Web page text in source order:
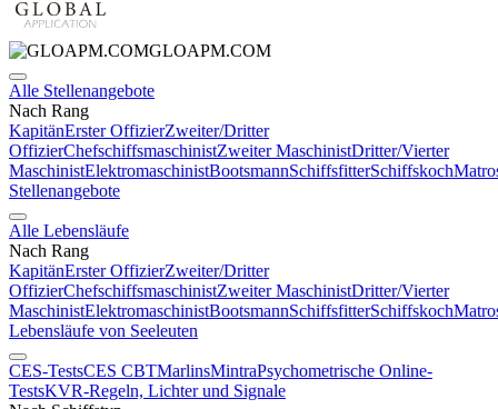
GLOAPM.COM
Alle Stellenangebote
Nach Rang
KapitänErster OffizierZweiter/Dritter
OffizierChefschiffsmaschinistZweiter MaschinistDritter/Vierter
MaschinistElektromaschinistBootsmannSchiffsfitterSchiffskoch
Stellenangebote
Alle Lebensläufe
Nach Rang
KapitänErster OffizierZweiter/Dritter
OffizierChefschiffsmaschinistZweiter MaschinistDritter/Vierter
MaschinistElektromaschinistBootsmannSchiffsfitterSchiffskoch
Lebensläufe von Seeleuten
CES-TestsCES CBTMarlinsMintraPsychometrische Online-
TestsKVR-Regeln, Lichter und Signale